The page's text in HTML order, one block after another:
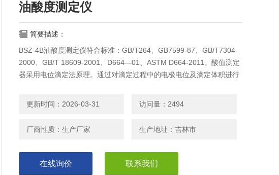
油酸度测定仪
简要描述：
BSZ-4B油酸度测定仪符合标准：GB/T264、GB7599-87、GB/T7304-
2000、GB/T 18609-2001、D664—01、ASTM D664-2011。酸值测定
器采用电位滴定法原理。通过对滴定过程中的电极电位及滴定体积进行
更新时间：2026-03-31 访问量：2494
厂商性质：生产厂家 生产地址：吉林市
在线询价 联系我们